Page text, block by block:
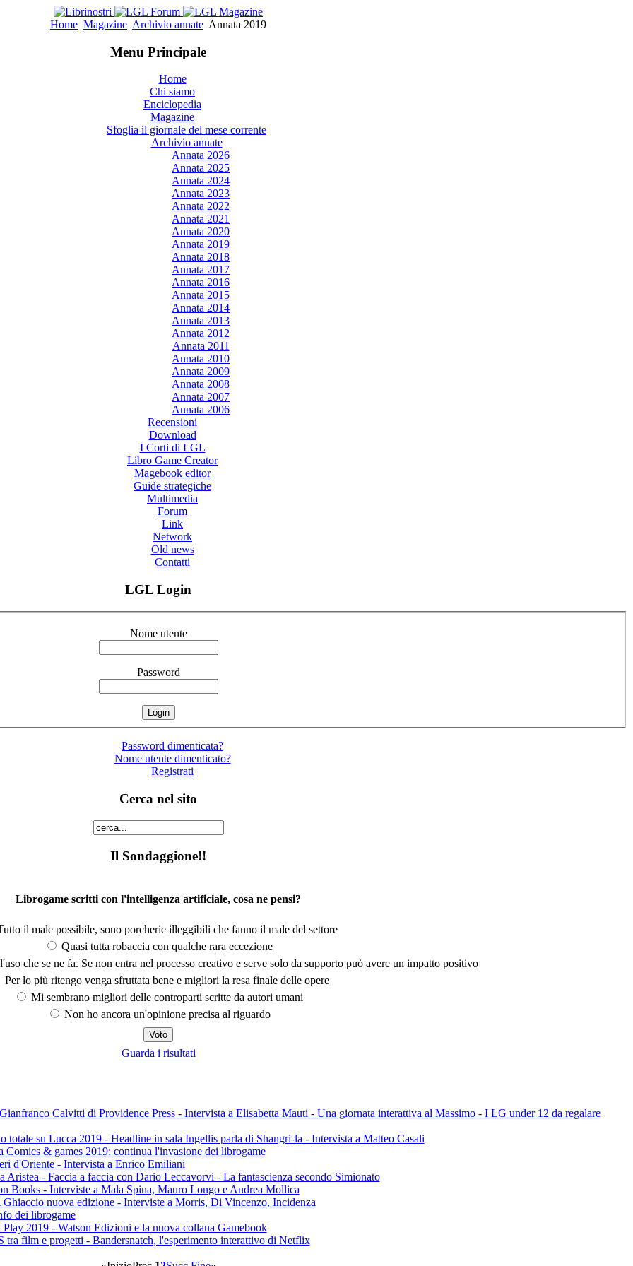
Home Magazine Archivio annate Annata 2019
Menu Principale
Home
Chi siamo
Enciclopedia
Magazine
Sfoglia il giornale del mese corrente
Archivio annate
Annata 2026
Annata 2025
Annata 2024
Annata 2023
Annata 2022
Annata 2021
Annata 2020
Annata 2019
Annata 2018
Annata 2017
Annata 2016
Annata 2015
Annata 2014
Annata 2013
Annata 2012
Annata 2011
Annata 2010
Annata 2009
Annata 2008
Annata 2007
Annata 2006
Recensioni
Download
I Corti di LGL
Libro Game Creator
Magebook editor
Guide strategiche
Multimedia
Forum
Link
Network
Old news
Contatti
LGL Login
Nome utente
Password
Password dimenticata?
Nome utente dimenticato?
Registrati
Cerca nel sito
Il Sondaggione!!
Librogame scritti con l'intelligenza artificiale, cosa ne pensi?
il male possibile, sono porcherie illeggibili che fanno il male del settore
Quasi tutta robaccia con qualche rara eccezione
che se ne fa. Se non entra nel processo creativo e serve solo da supporto può avere un impatto positivo
Per lo più ritengo venga sfruttata bene e migliori la resa finale delle opere
Mi sembrano migliori delle controparti scritte da autori umani
Non ho ancora un'opinione precisa al riguardo
Guarda i risultati
Calvitti di Providence Press - Intervista a Elisabetta Mauti - Una giornata interattiva al Massimo - I LG under 12 da regalare
su Lucca 2019 - Headline in sala Ingellis parla di Shangri-la - Intervista a Matteo Casali
& games 2019: continua l'invasione dei librogame
d'Oriente - Intervista a Enrico Emiliani
- Faccia a faccia con Dario Leccavorvi - La fantascienza secondo Simionato
Books - Interviste a Mala Spina, Mauro Longo e Andrea Mollica
nuova edizione - Interviste a Morris, Di Vincenzo, Incidenza
dei librogame
2019 - Watson Edizioni e la nuova collana Gamebook
film e progetti - Bandersnatch, l'esperimento interattivo di Netflix